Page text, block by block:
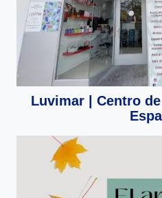
Luvimar | Centro